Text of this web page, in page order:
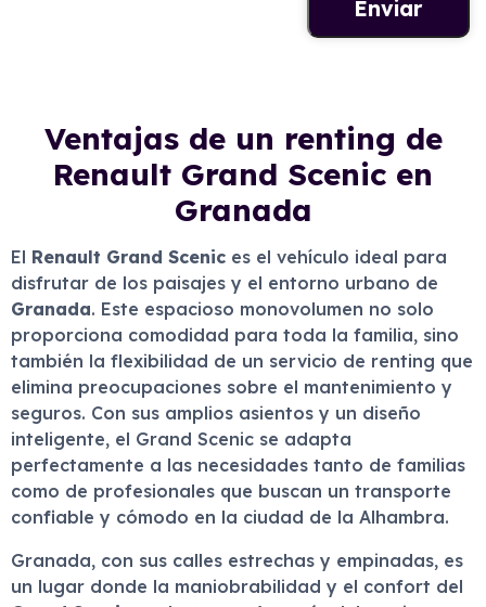
Ventajas de un renting de
Renault Grand Scenic en
Granada
El Renault Grand Scenic es el vehículo ideal para
disfrutar de los paisajes y el entorno urbano de
Granada. Este espacioso monovolumen no solo
proporciona comodidad para toda la familia, sino
también la flexibilidad de un servicio de renting que
elimina preocupaciones sobre el mantenimiento y
seguros. Con sus amplios asientos y un diseño
inteligente, el Grand Scenic se adapta
perfectamente a las necesidades tanto de familias
como de profesionales que buscan un transporte
confiable y cómodo en la ciudad de la Alhambra.
Granada, con sus calles estrechas y empinadas, es
un lugar donde la maniobrabilidad y el confort del